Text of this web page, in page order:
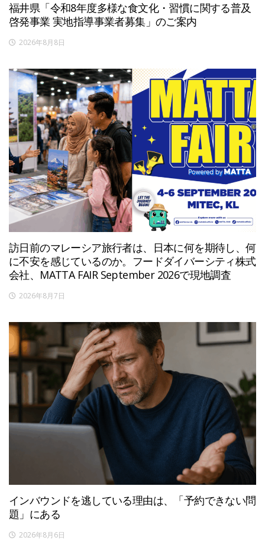
福井県「令和8年度多様な食文化・習慣に関する普及
啓発事業 実地指導事業者募集」のご案内
2026年8月8日
訪日前のマレーシア旅行者は、日本に何を期待し、何
に不安を感じているのか。フードダイバーシティ株式
会社、MATTA FAIR September 2026で現地調査
2026年8月7日
インバウンドを逃している理由は、「予約できない問
題」にある
2026年8月6日